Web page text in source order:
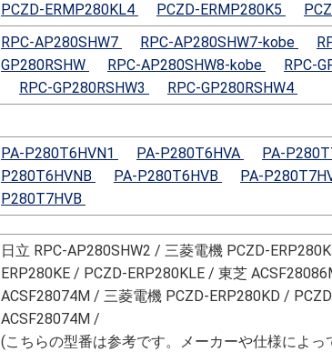
PCZD-ERMP280KL4
PCZD-ERMP280K5
RPC-AP280SHW7 RPC-AP280SHW7-kobe
GP280RSHW
RPC-AP280SHW8-kobe
RPC-
RPC-GP280RSHW3
RPC-GP280RSHW4
PA-P280T6HVN1 PA-P280T6HVA
PA-
P280T6HVNB
PA-P280T6HVB
PA-
P280T7HVB
日立 RPC-AP280SHW2 / 三菱電機 PCZD-
ERP280KE / PCZD-ERP280KLE / 東芝
ACSF28074M / 三菱電機 PCZD-ERP280KD /
ACSF28074M /
(こちらの型番は参考です。メーカーや仕様によ